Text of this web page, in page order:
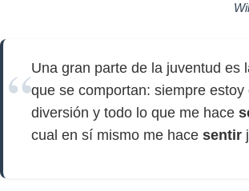
Una gran parte de la juventud es
que se comportan: siempre estoy
diversión y todo lo que me hace
cual en sí mismo me hace sentir